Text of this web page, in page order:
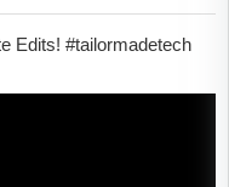
Edits! #tailormadetech